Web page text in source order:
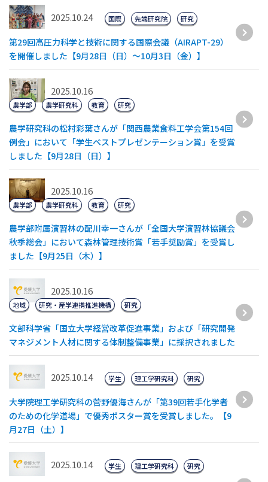
2025.10.24
第29回高圧力科学と技術に関する国際会議（AIRAPT-29）
を開催しました【9月28日（日）～10月3日（金）】
国際 先端研究院 研究
2025.10.16
農学研究科の松村彩葉さんが「関西農業食料工学会第154回
例会」において「学生ベストプレゼンテーション賞」を受賞
しました【9月28日（日）】
農学部 農学研究科 教育 研究
2025.10.16
農学部附属演習林の配川幸一さんが「全国大学演習林協議会
秋季総会」において森林管理技術賞「若手奨励賞」を受賞し
ました【9月25日（木）】
農学部 農学研究科 教育 研究
2025.10.16
文部科学省「国立大学経営改革促進事業」および「研究開発
マネジメント人材に関する体制整備事業」に採択されました
地域 研究・産学連携推進機構 研究
2025.10.14
大学院理工学研究科の菅野優海さんが「第39回若手化学者
のための化学道場」で優秀ポスター賞を受賞しました。【9
月27日（土）】
学生 理工学研究科 研究
2025.10.14 学生 理工学研究科 研究